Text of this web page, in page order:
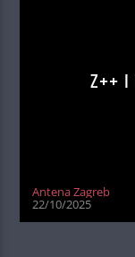
Z++ I
Antena Zagreb
22/10/2025